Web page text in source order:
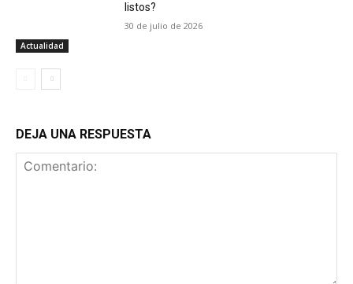
Actualidad
listos?
30 de julio de 2026
DEJA UNA RESPUESTA